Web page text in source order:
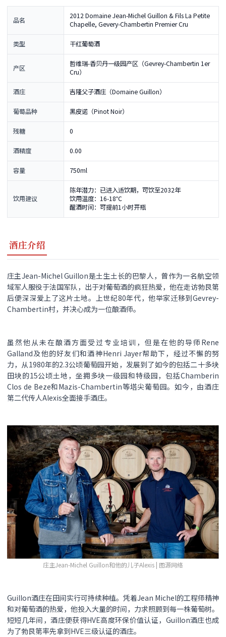
品名
2012 Domaine Jean-Michel Guillon & Fils La Petite
Chapelle, Gevery-Chambertin Premier Cru
类型 干红葡萄酒
产区
哲维瑞-香贝丹一级园产区（Gevrey-Chambertin 1er
Cru）
酒庄 吉隆父子酒庄（Domaine Guillon）
葡萄品种 黑皮诺（Pinot Noir）
残糖 0
酒精度 0.00
容量 750ml
饮用建议
陈年潜力：已进入适饮期，可饮至2032年
饮用温度：16-18℃
醒酒时间：可提前1小时开瓶
酒庄介绍
庄主Jean-Michel Guillon是土生土长的巴黎人，曾作为一名航空领
域军人服役于法国军队，出于对葡萄酒的疯狂热爱，他在走访勃艮第
后便深深爱上了这片土地。上世纪80年代，他举家迁移到Gevrey-
Chambertin村，并决心成为一位酿酒师。
虽然他从未在酿酒方面受过专业培训，但是在他的导师Rene
Galland及他的好友们和酒神Henri Jayer帮助下，经过不懈的努
力，从1980年的2.3公顷葡萄园开始，发展到了如今的包括二十多块
田块的15公顷土地，坐拥多块一级园和特级园，包括Chamberin
Clos de Beze和Mazis-Chambertin等塔尖葡萄园。如今，由酒庄
第二代传人Alexis全面接手酒庄。
庄主Jean-Michel Guillon和他的儿子Alexis | 图源网络
Guillon酒庄在田间实行可持续种植。凭着Jean Michel的工程师精神
和对葡萄酒的热爱，他投入大量的时间，力求照顾到每一株葡萄树。
短短几年间，酒庄便获得HVE高度环保价值认证，Guillon酒庄也成
为了勃艮第率先拿到HVE三级认证的酒庄。